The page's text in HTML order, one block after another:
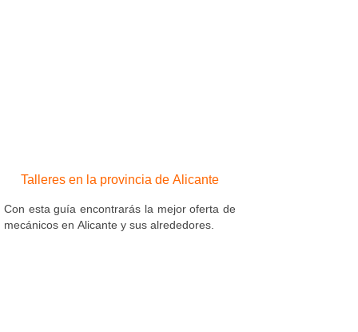
Talleres en la provincia de Alicante
Con esta guía encontrarás la mejor oferta de
mecánicos en Alicante y sus alrededores.